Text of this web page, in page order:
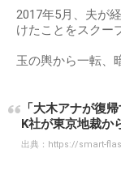
2017年5月、夫が
けたことをスクー
玉の輿から一転、
「大木アナが復
K社が東京地裁か
出典： https://smart-